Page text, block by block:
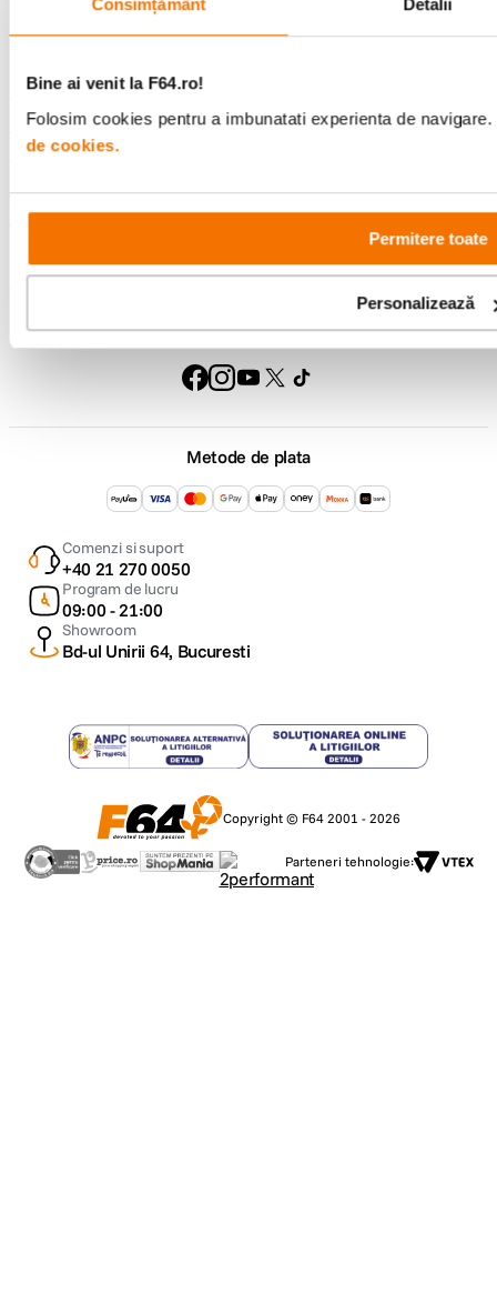
Consimțământ Detalii
Bine ai venit la F64.ro!
Folosim cookies pentru a imbunatati experienta de
de cookies.
Permitere toate
Personalizează
Suport
Service si garantii
Urmareste-ne
Metode de plata
Comenzi si suport
+40 21 270 0050
Program de lucru
09:00 - 21:00
Showroom
Bd-ul Unirii 64, Bucuresti
Copyright © F64 2001 - 2026
Parteneri tehnologie: